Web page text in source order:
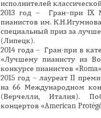
П
О
Л
И
Л
)
исполнителей
2013 год – Гран–при IX
пианистов им.
специальный приз за
(Липецк).
2014 года – Гран-при в
«Лучшему пианисту из
конкурсе пианистов
2015 год – лауреат II
на 66 Международном
(Верчелли, Италия).
концертов «American